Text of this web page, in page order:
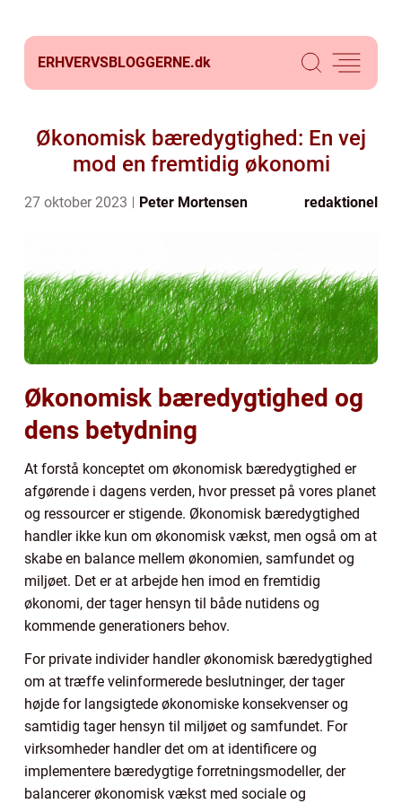
ERHVERVSBLOGGERNE.dk
Økonomisk bæredygtighed: En vej
mod en fremtidig økonomi
27 oktober 2023 Peter Mortensen redaktionel
Økonomisk bæredygtighed og
dens betydning
At forstå konceptet om økonomisk bæredygtighed er
afgørende i dagens verden, hvor presset på vores planet
og ressourcer er stigende. Økonomisk bæredygtighed
handler ikke kun om økonomisk vækst, men også om at
skabe en balance mellem økonomien, samfundet og
miljøet. Det er at arbejde hen imod en fremtidig
økonomi, der tager hensyn til både nutidens og
kommende generationers behov.
For private individer handler økonomisk bæredygtighed
om at træffe velinformerede beslutninger, der tager
højde for langsigtede økonomiske konsekvenser og
samtidig tager hensyn til miljøet og samfundet. For
virksomheder handler det om at identificere og
implementere bæredygtige forretningsmodeller, der
balancerer økonomisk vækst med sociale og